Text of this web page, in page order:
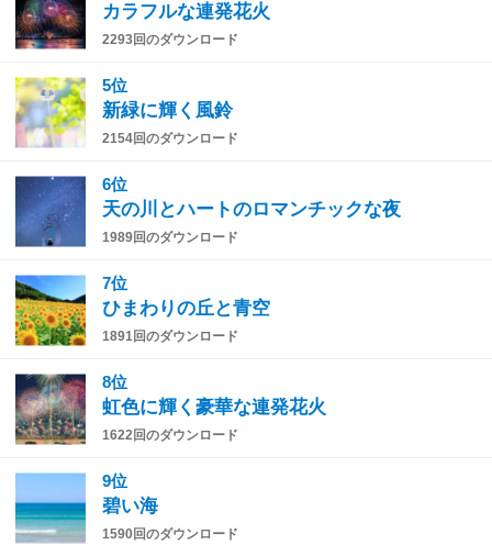
カラフルな連発花火
2293回のダウンロード
5位
新緑に輝く風鈴
2154回のダウンロード
6位
天の川とハートのロマンチックな夜
1989回のダウンロード
7位
ひまわりの丘と青空
1891回のダウンロード
8位
虹色に輝く豪華な連発花火
1622回のダウンロード
9位
碧い海
1590回のダウンロード